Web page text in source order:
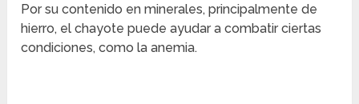
Por su contenido en minerales, principalmente de
hierro, el chayote puede ayudar a combatir ciertas
condiciones, como la anemia.